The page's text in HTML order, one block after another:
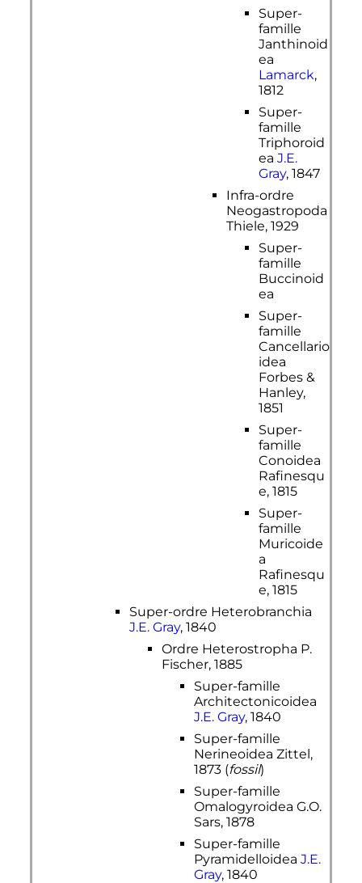
Super-
famille
Janthinoid
ea
Lamarck,
1812
Super-
famille
Triphoroid
ea J.E.
Gray, 1847
Infra-ordre
Neogastropoda
Thiele, 1929
Super-
famille
Buccinoid
ea
Super-
famille
Cancellario
idea
Forbes &
Hanley,
1851
Super-
famille
Conoidea
Rafinesqu
e, 1815
Super-
famille
Muricoide
a
Rafinesqu
e, 1815
Super-ordre Heterobranchia
J.E. Gray, 1840
Ordre Heterostropha P.
Fischer, 1885
Super-famille
Architectonicoidea
J.E. Gray, 1840
Super-famille
Nerineoidea Zittel,
1873 (fossil)
Super-famille
Omalogyroidea G.O.
Sars, 1878
Super-famille
Pyramidelloidea J.E.
Gray, 1840